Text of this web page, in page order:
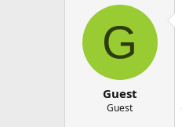
o
u
p
ä
i
G
Guest
Guest